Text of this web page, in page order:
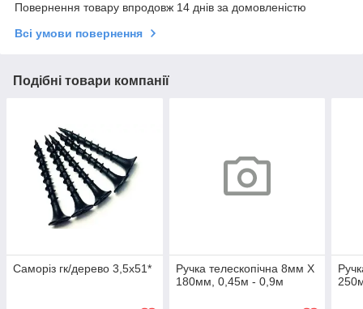
Повернення товару впродовж 14 днів за домовленістю
Всі умови повернення
Подібні товари компанії
Саморіз гк/дерево 3,5х51*
Ручка телескопічна 8мм Х
180мм, 0,45м - 0,9м